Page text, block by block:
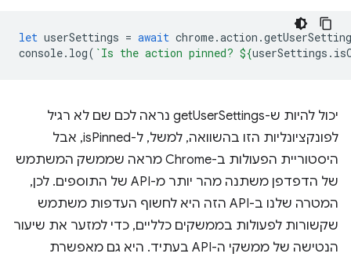
let userSettings = await chrome.action .
console. log( `Is the action pinned? ${userSettings .
יכול להיות ש-getUserSettings נראה לכם שם לא רגיל
לפונקציונליות הזו בהשוואה, למשל, ל-isPinned, אבל
היסטוריית הפעולות ב-Chrome מראה שממשק המשתמש
של הדפדפן משתנה מהר יותר מ-API של התוספים. לכן,
המטרה שלנו ב-API הזה היא לחשוף העדפות משתמש
שקשורות לפעולות בממשקים כלליים, כדי למזער את שיעור
הנטישה של ממשקי ה-API בעתיד. היא גם מאפשרת